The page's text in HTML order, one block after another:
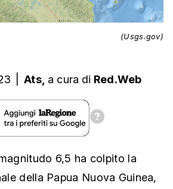
(Usgs.gov)
Ats, a cura di Red.Web
6,5 ha colpito la
della Papua Nuova Guinea,